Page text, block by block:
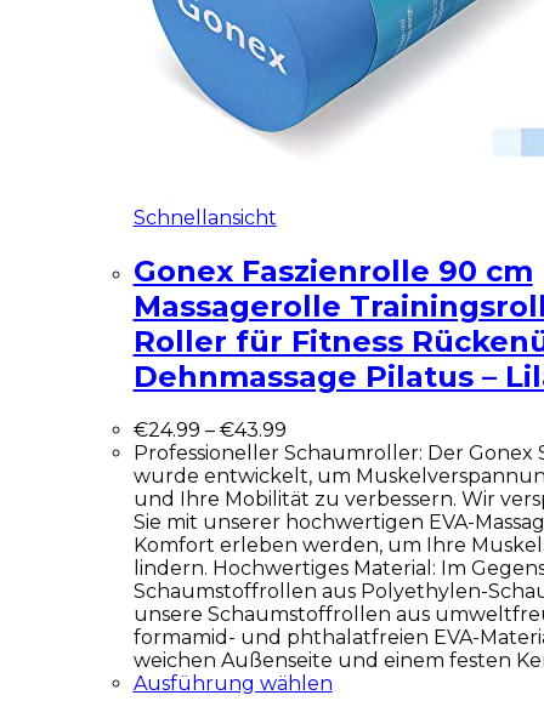
Schnellansicht
Gonex Faszienrolle 90 cm
Massagerolle
Roller für Fitness
Dehnmassage Pilatus –
€24.99 – €43.99
Professioneller Schaumroller: Der Gonex
wurde entwickelt, um
und Ihre Mobilität zu verbessern. Wir
Sie mit unserer hochwertigen EVA-
Komfort erleben werden, um Ihre
lindern. Hochwertiges Material: Im
Schaumstoffrollen aus Polyethylen-
unsere Schaumstoffrollen aus
formamid- und phthalatfreien EVA-
weichen Außenseite und einem festen
Ausführung wählen